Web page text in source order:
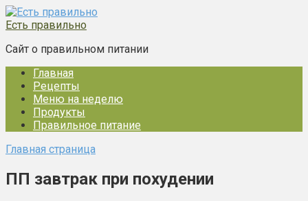
Перейти
к
Есть правильно
Сайт о правильном питании
Главная
Рецепты
Меню на неделю
Продукты
Правильное питание
Главная страница
ПП завтрак при похудении